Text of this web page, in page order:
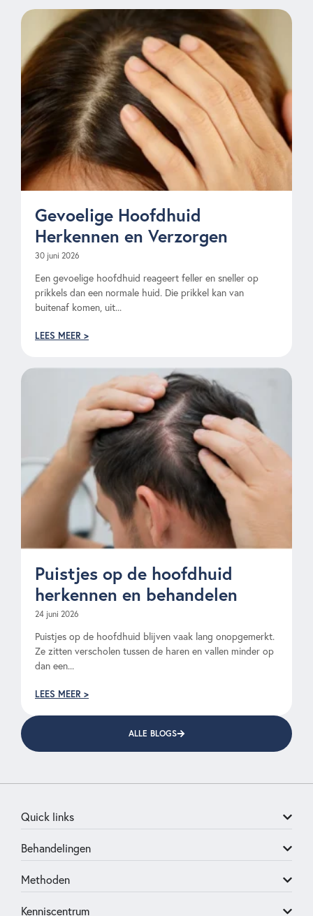
Gevoelige Hoofdhuid
Herkennen en Verzorgen
30 juni 2026
Een gevoelige hoofdhuid reageert feller en sneller op
prikkels dan een normale huid. Die prikkel kan van
buitenaf komen, uit...
LEES MEER >
Puistjes op de hoofdhuid
herkennen en behandelen
24 juni 2026
Puistjes op de hoofdhuid blijven vaak lang onopgemerkt.
Ze zitten verscholen tussen de haren en vallen minder op
dan een...
LEES MEER >
ALLE BLOGS
Quick links
Behandelingen
Methoden
Kenniscentrum